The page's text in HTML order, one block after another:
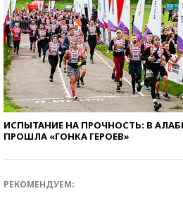
ИСПЫТАНИЕ НА ПРОЧНОСТЬ: В
ПРОШЛА «ГОНКА ГЕРОЕВ»
РЕКОМЕНДУЕМ: